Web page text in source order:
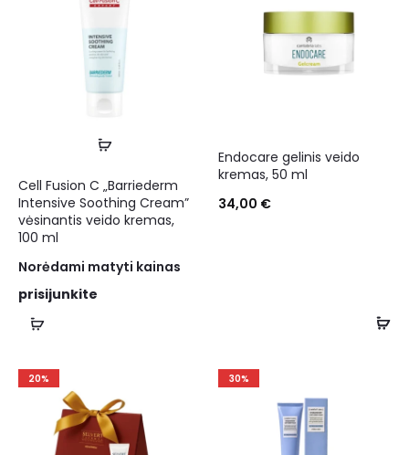
Cell Fusion C „Barriederm
Intensive Soothing Cream”
vėsinantis veido kremas,
100 ml
Norėdami matyti kainas
prisijunkite
Endocare gelinis veido
kremas, 50 ml
34,00 €
20% 30%